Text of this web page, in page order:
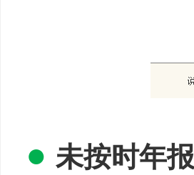
● 未按时年报